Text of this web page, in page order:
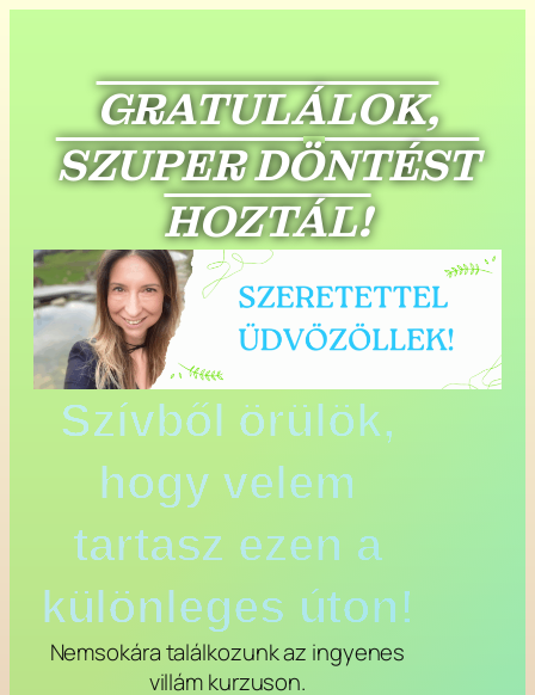
GRATULÁLOK,
SZUPER DÖNTÉST
HOZTÁL!
Szívből örülök,
hogy velem
tartasz ezen a
különleges úton!
Nemsokára találkozunk az ingyenes
villám kurzuson.